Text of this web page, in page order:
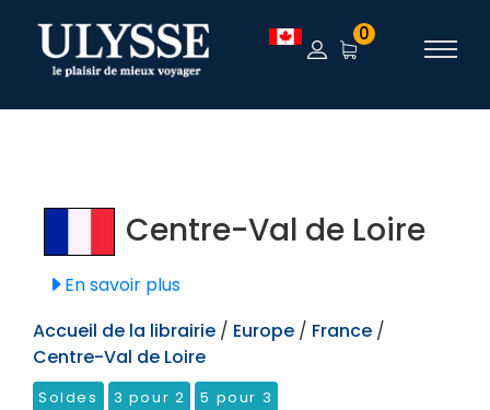
TEST 0
Centre-Val de Loire
En savoir plus
Accueil de la librairie / Europe / France /
Centre-Val de Loire
Soldes 3 pour 2
5 pour 3